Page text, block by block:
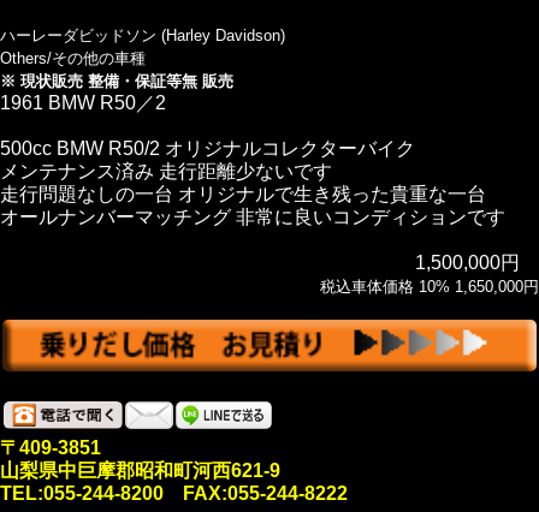
ハーレーダビッドソン (Harley Davidson)
Others/その他の車種
※ 現状販売 整備・保証等無 販売
1961 BMW R50／2
500cc BMW R50/2 オリジナルコレクターバイク
メンテナンス済み 走行距離少ないです
走行問題なしの一台 オリジナルで生き残った貴重な一台
オールナンバーマッチング 非常に良いコンディションです
1,500,000円
税込車体価格 10% 1,650,000円
〒409-3851
山梨県中巨摩郡昭和町河西621-9
TEL:055-244-8200 FAX:055-244-8222